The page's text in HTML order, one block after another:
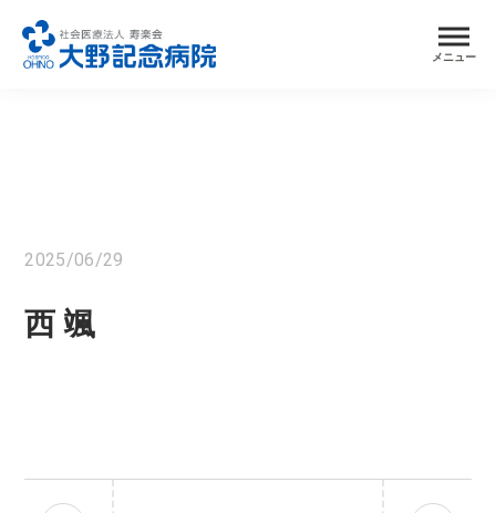
メニュー
2025/06/29
西 颯